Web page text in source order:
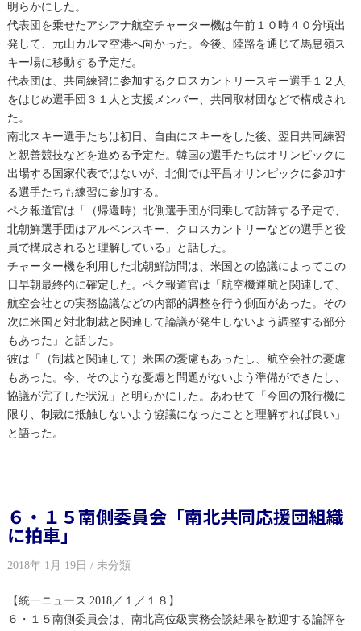
明らかにした。
代表団を乗せたアシアナ航空チャーター機は午前１０時４０分頃出
発して、元山カルマ空港へ向かった。今後、陸路を通じて馬息嶺ス
キー場に移動する予定だ。
代表団は、共同練習に参加するクロスカントリースキー選手１２人
をはじめ選手団３１人と支援メンバー、共同取材団などで構成され
た。
南北スキー選手たちは初日、自由にスキーをした後、翌日共同練習
と親善競技などを進める予定だ。韓国の選手たちはオリンピックに
出場する国家代表ではないが、北側では平昌オリンピックに参加す
る選手たちも練習に参加する。
ペク報道官は「（帰還時）北側選手団が同乗して訪韓する予定で、
北朝鮮選手団はアルペンスキー、クロスカントリーなどの選手と役
員で構成されると理解している」と話した。
チャーター機を利用した北朝鮮訪問は、米国との協議によってこの
日早朝最終的に確定した。ペク報道官は「航空機運航と関連して、
航空会社との実務協議などの内部的調整を行う側面があった。その
次に米国と対北制裁と関連して論議が発生しないよう調整する部分
もあった」と話した。
彼は「（制裁と関連して）米国の憂慮もあったし、航空会社の憂慮
もあった。今、そのような憂慮と問題がないよう準備ができたし、
協議が完了した状況」と明らかにした。あわせて「今回の飛行機に
限り、制裁に抵触しないよう協議になったことと理解すれば良い」
と語った。
６・１５南側委員会「南北共同応援団組織
に拍車」
2018年 1月 19日 / 未分類
【統一ニュース 2018／１／１８】
６・１５南側委員会は、南北高位級実務会談結果を歓迎する論評を